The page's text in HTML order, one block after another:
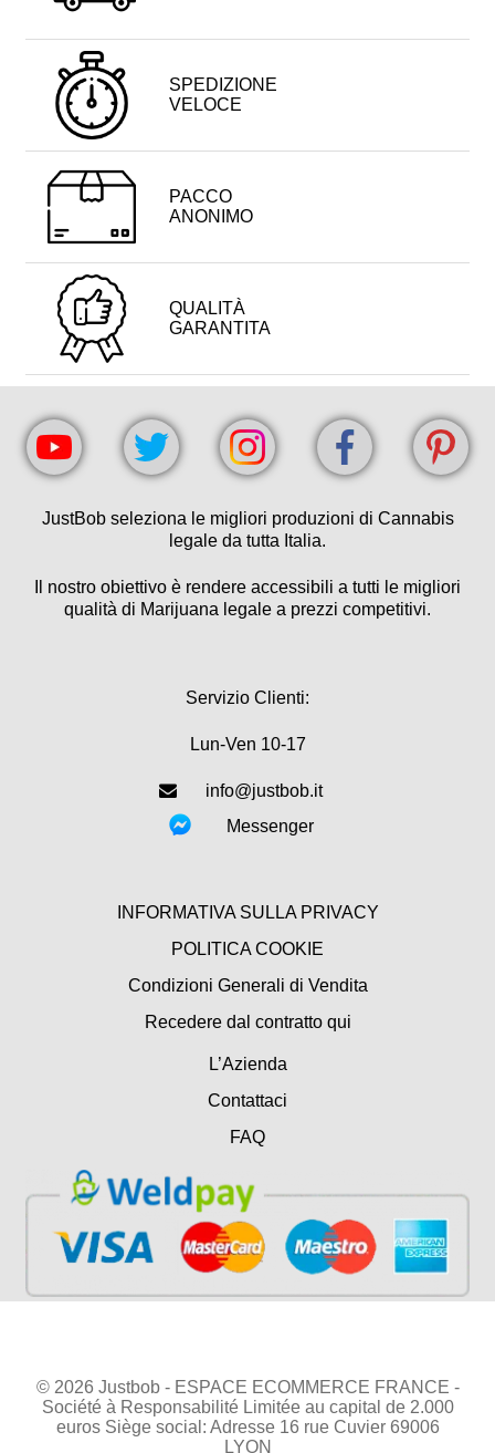
SPEDIZIONE
VELOCE
PACCO
ANONIMO
QUALITÀ
GARANTITA
JustBob seleziona le migliori produzioni di Cannabis
legale da tutta Italia.
Il nostro obiettivo è rendere accessibili a tutti le migliori
qualità di Marijuana legale a prezzi competitivi.
Servizio Clienti:
Lun-Ven 10-17
info@justbob.it
Messenger
INFORMATIVA SULLA PRIVACY
POLITICA COOKIE
Condizioni Generali di Vendita
Recedere dal contratto qui
L’Azienda
Contattaci
FAQ
© 2026 Justbob - ESPACE ECOMMERCE FRANCE -
Société à Responsabilité Limitée au capital de 2.000
euros Siège social: Adresse 16 rue Cuvier 69006
LYON